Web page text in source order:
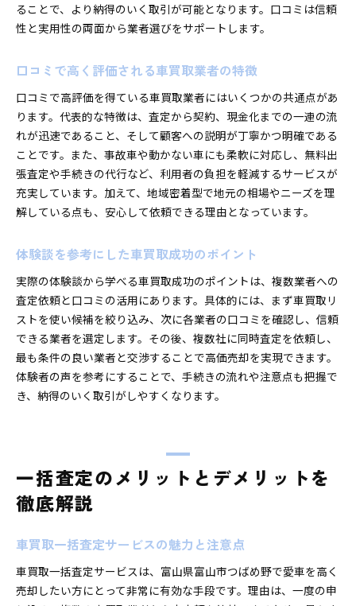
ることで、より納得のいく取引が可能となります。口コミは信頼
性と実用性の両面から業者選びをサポートします。
口コミで高く評価される車買取業者の特徴
口コミで高評価を得ている車買取業者にはいくつかの共通点があ
ります。代表的な特徴は、査定から契約、現金化までの一連の流
れが迅速であること、そして顧客への説明が丁寧かつ明確である
ことです。また、事故車や動かない車にも柔軟に対応し、無料出
張査定や手続きの代行など、利用者の負担を軽減するサービスが
充実しています。加えて、地域密着型で地元の相場やニーズを理
解している点も、安心して依頼できる理由となっています。
体験談を参考にした車買取成功のポイント
実際の体験談から学べる車買取成功のポイントは、複数業者への
査定依頼と口コミの活用にあります。具体的には、まず車買取リ
ストを使い候補を絞り込み、次に各業者の口コミを確認し、信頼
できる業者を選定します。その後、複数社に同時査定を依頼し、
最も条件の良い業者と交渉することで高価売却を実現できます。
体験者の声を参考にすることで、手続きの流れや注意点も把握で
き、納得のいく取引がしやすくなります。
一括査定のメリットとデメリットを
徹底解説
車買取一括査定サービスの魅力と注意点
車買取一括査定サービスは、富山県富山市つばめ野で愛車を高く
売却したい方にとって非常に有効な手段です。理由は、一度の申